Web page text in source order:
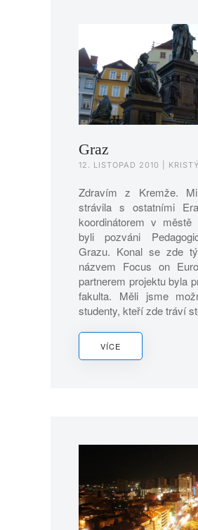
Graz
12. LISTOPAD 2010 |
Zdravím z Kremže.
strávila s ostatními
koordinátorem v
byli pozváni
Grazu. Konal se zde
názvem Focus on
partnerem projektu byla
fakulta. Měli jsme
studenty, kteří zde tráví
VÍCE